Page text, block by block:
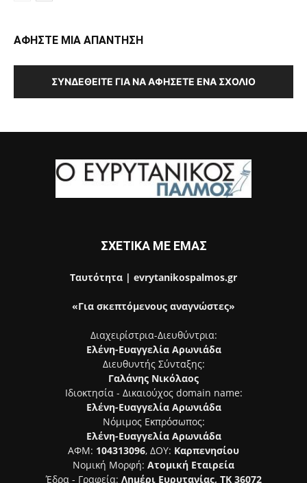
ΑΦΗΣΤΕ ΜΙΑ ΑΠΑΝΤΗΣΗ
ΣΥΝΔΕΘΕΊΤΕ ΓΙΑ ΝΑ ΑΦΉΣΕΤΕ ΈΝΑ ΣΧΌΛΙΟ
ΣΧΕΤΙΚΑ ΜΕ ΕΜΑΣ
Ταυτότητα | evrytanikospalmos.gr
«Για σκεπτόμενους αναγνώστες»
Διαχειρίστρια-Διευθύντρια:
Ελένη-Ευαγγελία Αρωνιάδα
Διευθυντής Σύνταξης:
Γαλάνης Νικόλαος
Ιδιοκτησία - Δικαιούχος domain name:
Ελένη-Ευαγγελία Αρωνιάδα
Νόμιμος Εκπρόσωπος:
Ελένη-Ευαγγελία Αρωνιάδα
ΑΦΜ: 104313096, ΔΟΥ: Καρπενησίου
Νομική Μορφή: Ατομική Εταιρεία
Έδρα - Γραφεία: Λημέρι Ευρυτανίας, ΤΚ 36072